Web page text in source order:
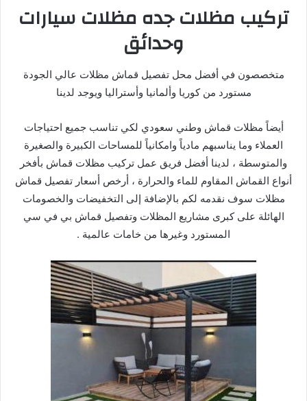
تركيب مظلات جده مظلات سيارات
وحدائق
متخصصون في أفضل محل تفصيل قماش مظلات عالي الجودة
مستورد من كوريا وألمانيا وأستراليا ويوجد لدينا
أيضاً مظلات قماش وطني سعودي لكي تناسب جميع احتياجات
العملاء وما يناسبهم مادياً وامكانياً للمساحات الكبيرة والصغيرة
والمتوسطة ، لدينا أفضل فريق عمل تركيب مظلات قماش بأفخر
أنواع القماش المقاوم للماء والحرارة ، أرخص أسعار تفصيل قماش
مظلات سوف نقدمه لكم بالإضافة إلى التخفيضات والخصومات
الهائلة على كبرى مشاريع المظلات وتفصيل قماش بي في سي
المستورد وغيرها من خامات عالمية .